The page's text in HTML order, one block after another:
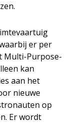
er per
Multi-Purpose-
kan
aan het
nieuwe
op
Er wordt